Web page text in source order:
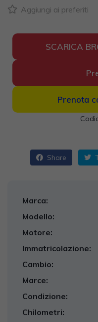
Aggiungi ai preferiti
SCARICA
Prenota
Share
Marca:
Modello:
Motore:
Immatricolazione:
Cambio:
Marce:
Condizione:
Chilometri: